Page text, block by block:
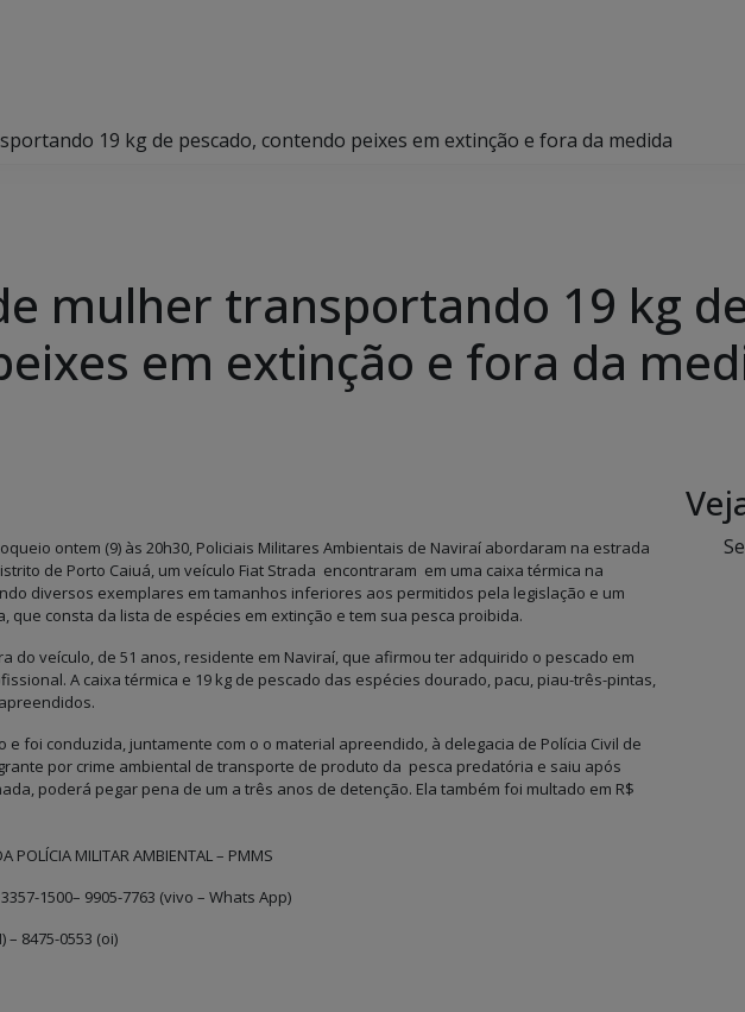
19 kg de pescado, contendo peixes em extinção e fora da medida
mulher transportando 19 kg
em extinção e fora da
ontem (9) às 20h30, Policiais Militares Ambientais de Naviraí abordaram na estrada
de Porto Caiuá, um veículo Fiat Strada encontraram em uma caixa térmica na
diversos exemplares em tamanhos inferiores aos permitidos pela legislação e um
que consta da lista de espécies em extinção e tem sua pesca proibida.
do veículo, de 51 anos, residente em Naviraí, que afirmou ter adquirido o pescado em
A caixa térmica e 19 kg de pescado das espécies dourado, pacu, piau-três-pintas,
foi conduzida, juntamente com o o material apreendido, à delegacia de Polícia Civil de
por crime ambiental de transporte de produto da pesca predatória e saiu após
poderá pegar pena de um a três anos de detenção. Ela também foi multado em R$
POLÍCIA MILITAR AMBIENTAL – PMMS
1500– 9905-7763 (vivo – Whats App)
– 8475-0553 (oi)